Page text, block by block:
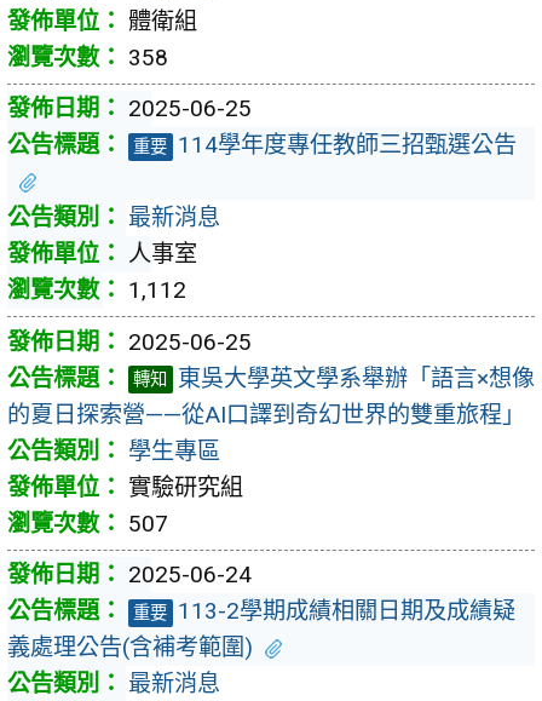
體衛組
358
2025-06-25
重要 114學年度專任教師三招甄選公告
最新消息
人事室
1,112
2025-06-25
轉知
東吳大學英文學系舉辦「語言×想像
的夏日探索營——從AI口譯到奇幻世界的雙重旅程」
學生專區
實驗研究組
507
2025-06-24
重要 113-2學期成績相關日期及成績疑
義處理公告(含補考範圍)
最新消息